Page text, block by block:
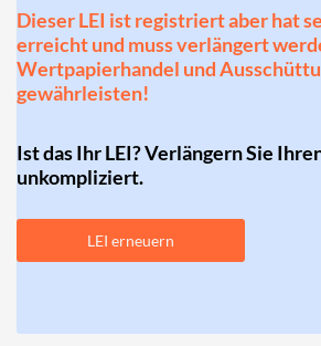
Dieser LEI ist registriert aber hat
erreicht und muss verlängert
Wertpapierhandel und
gewährleisten!
Ist das Ihr LEI? Verlängern Sie
unkompliziert.
LEI erneuern